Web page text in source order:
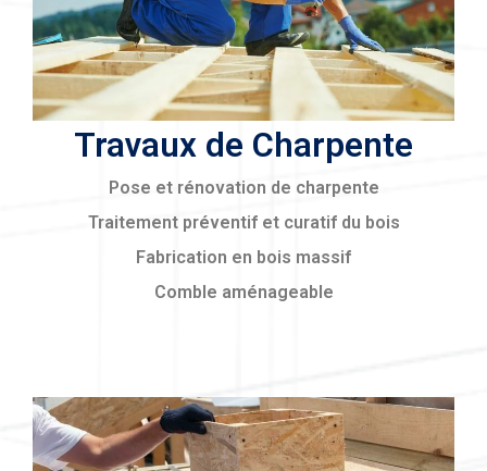
Travaux de Charpente
Pose et rénovation de charpente
Traitement préventif et curatif du bois
Fabrication en bois massif
Comble aménageable